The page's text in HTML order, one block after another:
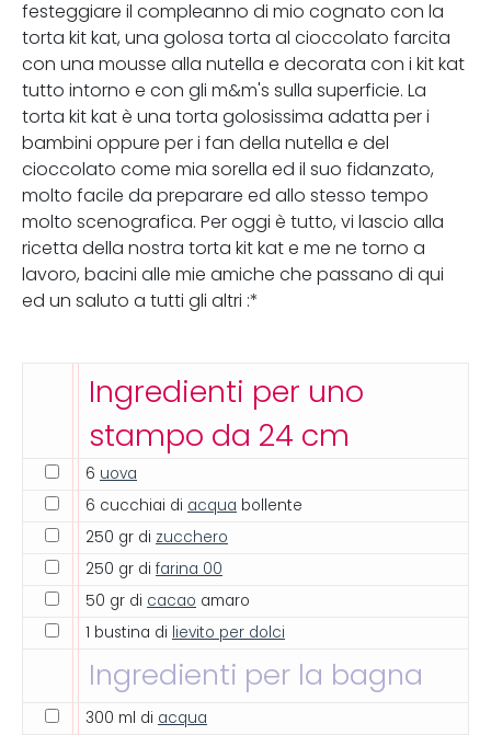
festeggiare il compleanno di mio cognato con la
torta kit kat, una golosa torta al cioccolato farcita
con una mousse alla nutella e decorata con i kit kat
tutto intorno e con gli m&m's sulla superficie. La
torta kit kat è una torta golosissima adatta per i
bambini oppure per i fan della nutella e del
cioccolato come mia sorella ed il suo fidanzato,
molto facile da preparare ed allo stesso tempo
molto scenografica. Per oggi è tutto, vi lascio alla
ricetta della nostra torta kit kat e me ne torno a
lavoro, bacini alle mie amiche che passano di qui
ed un saluto a tutti gli altri :*
Ingredienti per uno
stampo da 24 cm
6 uova
6 cucchiai di acqua bollente
250 gr di zucchero
250 gr di farina 00
50 gr di cacao amaro
1 bustina di lievito per dolci
Ingredienti per la bagna
300 ml di acqua